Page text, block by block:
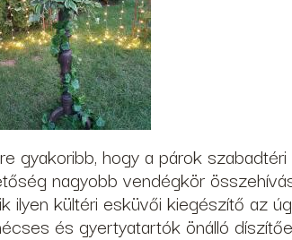
gyakoribb, hogy a párok
nagyobb vendégkör
ilyen kültéri esküvői kiegészítő az
és gyertyatartók önálló